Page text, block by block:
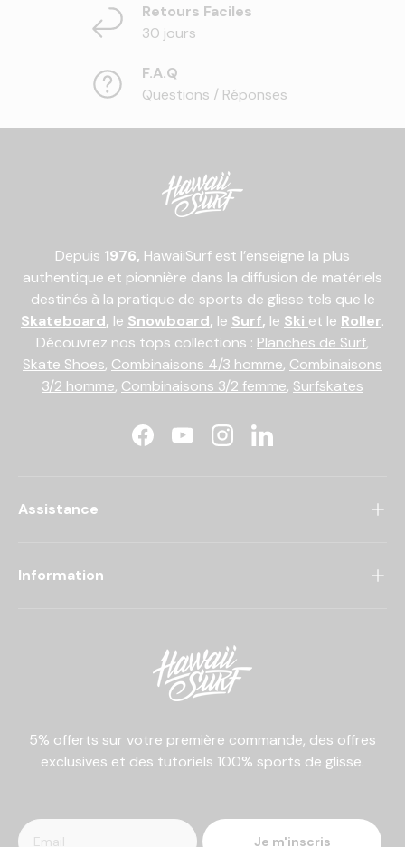
Retours Faciles
30 jours
F.A.Q
Questions / Réponses
Depuis 1976, HawaiiSurf est l’enseigne la plus
authentique et pionnière dans la diffusion de matériels
destinés à la pratique de sports de glisse tels que le
Skateboard, le Snowboard, le Surf, le Ski et le Roller.
Découvrez nos tops collections : Planches de Surf,
Skate Shoes, Combinaisons 4/3 homme, Combinaisons
3/2 homme, Combinaisons 3/2 femme, Surfskates
FacebookYouTubeInstagramLinkedIn
Assistance
Information
5% offerts sur votre première commande, des offres
exclusives et des tutoriels 100% sports de glisse.
Je m'inscris